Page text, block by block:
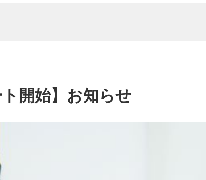
開始】お知らせ